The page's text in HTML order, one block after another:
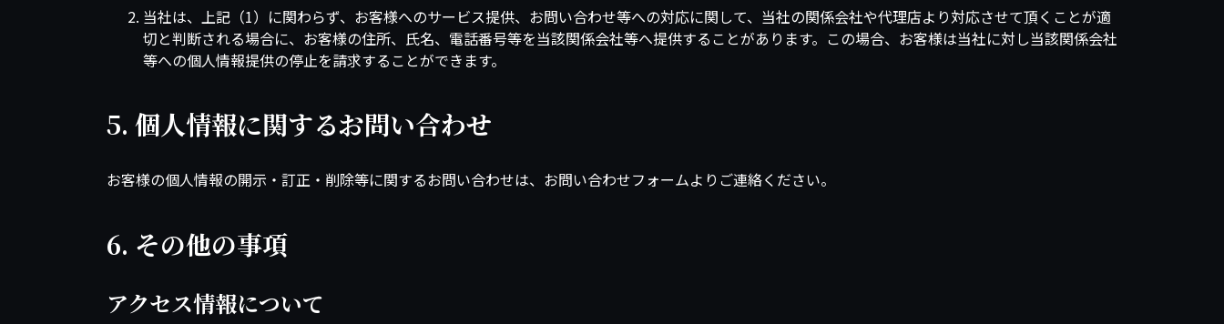
当社は、上記（1）に関わらず、お客様へのサービス提供、お問い合わせ等への対応に関して、当社の関係会社や代理店より対応させて頂くことが適
切と判断される場合に、お客様の住所、氏名、電話番号等を当該関係会社等へ提供することがあります。この場合、お客様は当社に対し当該関係会社
等への個人情報提供の停止を請求することができます。
5. 個人情報に関するお問い合わせ
お客様の個人情報の開示・訂正・削除等に関するお問い合わせは、お問い合わせフォームよりご連絡ください。
6. その他の事項
アクセス情報について